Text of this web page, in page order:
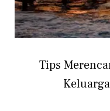
Tips